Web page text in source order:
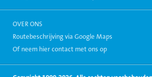
OVER ONS
Routebeschrijving via Google Maps
Of neem hier contact met ons op